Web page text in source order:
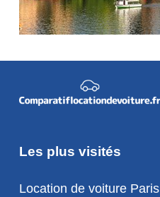
Les plus visités
Location de voiture Paris